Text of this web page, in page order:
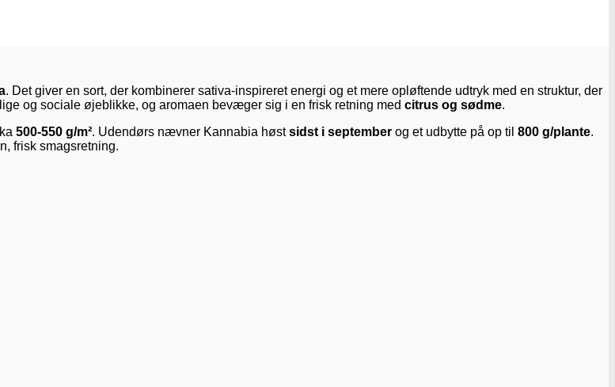
. Det giver en sort, der kombinerer sativa-inspireret energi og et mere opløftende udtryk med en struktur, der
og sociale øjeblikke, og aromaen bevæger sig i en frisk retning med citrus og sødme.
500-550 g/m². Udendørs nævner Kannabia høstsidst i september og et udbytte på op til 800 g/plante.
frisk smagsretning.